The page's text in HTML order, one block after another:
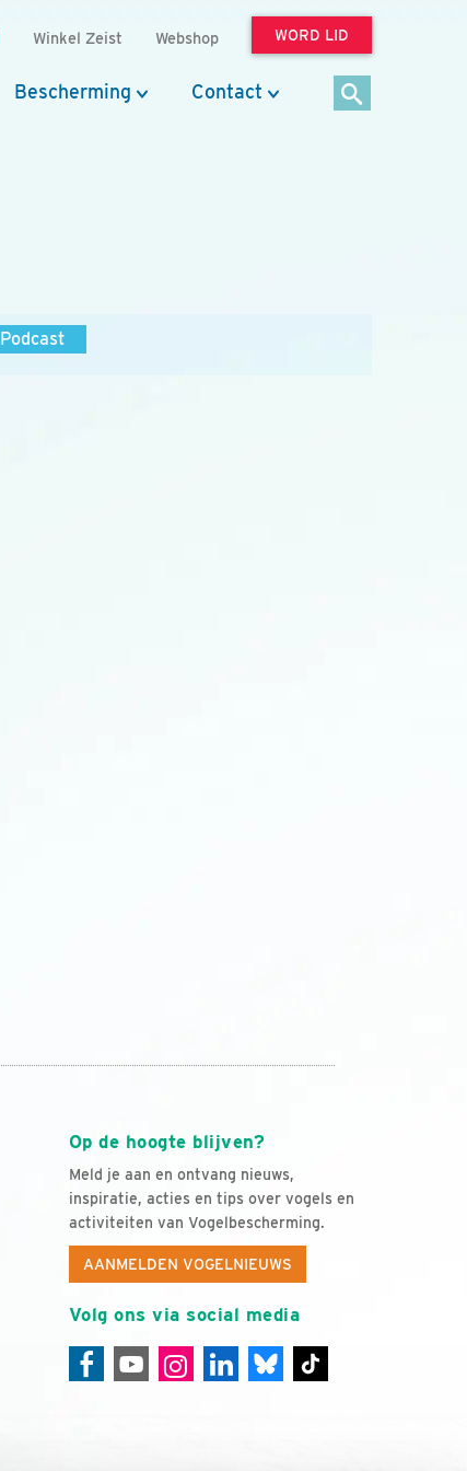
Winkel Zeist Webshop WORD LID
Bescherming Contact
Podcast
Op de hoogte blijven?
Meld je aan en ontvang nieuws,
inspiratie, acties en tips over vogels en
activiteiten van Vogelbescherming.
AANMELDEN VOGELNIEUWS
Volg ons via social media